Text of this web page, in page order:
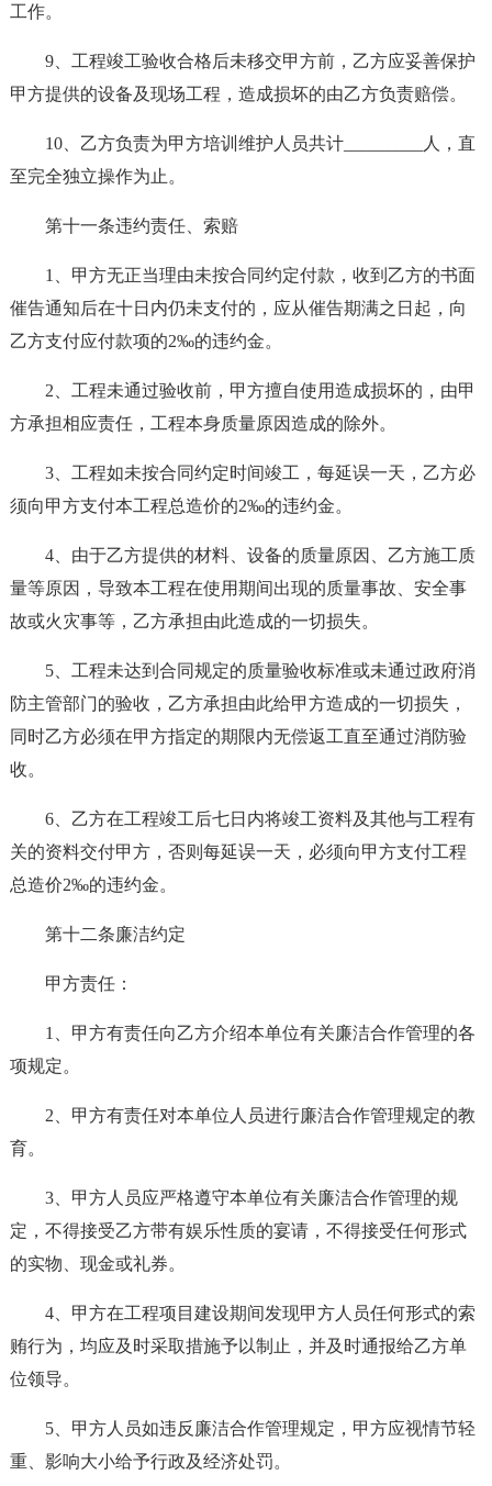
工作。
9、工程竣工验收合格后未移交甲方前，乙方应妥善保护
甲方提供的设备及现场工程，造成损坏的由乙方负责赔偿。
10、乙方负责为甲方培训维护人员共计_________人，直
至完全独立操作为止。
第十一条违约责任、索赔
1、甲方无正当理由未按合同约定付款，收到乙方的书面
催告通知后在十日内仍未支付的，应从催告期满之日起，向
乙方支付应付款项的2‰的违约金。
2、工程未通过验收前，甲方擅自使用造成损坏的，由甲
方承担相应责任，工程本身质量原因造成的除外。
3、工程如未按合同约定时间竣工，每延误一天，乙方必
须向甲方支付本工程总造价的2‰的违约金。
4、由于乙方提供的材料、设备的质量原因、乙方施工质
量等原因，导致本工程在使用期间出现的质量事故、安全事
故或火灾事等，乙方承担由此造成的一切损失。
5、工程未达到合同规定的质量验收标准或未通过政府消
防主管部门的验收，乙方承担由此给甲方造成的一切损失，
同时乙方必须在甲方指定的期限内无偿返工直至通过消防验
收。
6、乙方在工程竣工后七日内将竣工资料及其他与工程有
关的资料交付甲方，否则每延误一天，必须向甲方支付工程
总造价2‰的违约金。
第十二条廉洁约定
甲方责任：
1、甲方有责任向乙方介绍本单位有关廉洁合作管理的各
项规定。
2、甲方有责任对本单位人员进行廉洁合作管理规定的教
育。
3、甲方人员应严格遵守本单位有关廉洁合作管理的规
定，不得接受乙方带有娱乐性质的宴请，不得接受任何形式
的实物、现金或礼券。
4、甲方在工程项目建设期间发现甲方人员任何形式的索
贿行为，均应及时采取措施予以制止，并及时通报给乙方单
位领导。
5、甲方人员如违反廉洁合作管理规定，甲方应视情节轻
重、影响大小给予行政及经济处罚。